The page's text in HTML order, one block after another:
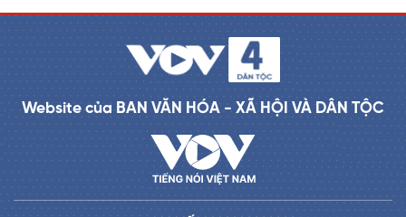
Website của BAN VĂN HÓA - XÃ HỘI VÀ DÂN TỘC